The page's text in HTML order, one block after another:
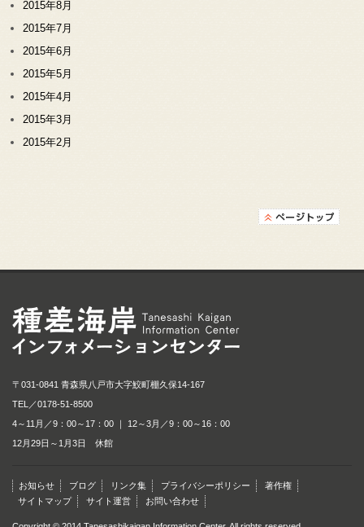
2015年8月
2015年7月
2015年6月
2015年5月
2015年4月
2015年3月
2015年2月
〒031-0841 青森県八戸市大字鮫町棚久保14-167
TEL／0178-51-8500
4～11月／9：00～17：00 ｜ 12～3月／9：00～16：00
12月29日～1月3日 休館
お知らせ ブログ リンク集 プライバシーポリシー
著作権
サイトマップ
サイト運営 お問い合わせ